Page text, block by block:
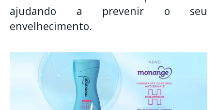
ajudando a prevenir o seu
envelhecimento.